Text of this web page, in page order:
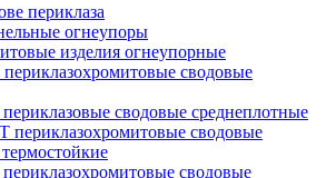
периклаза
огнеупоры
изделия огнеупорные
сводовые
сводовые среднеплотные
сводовые
сводовые